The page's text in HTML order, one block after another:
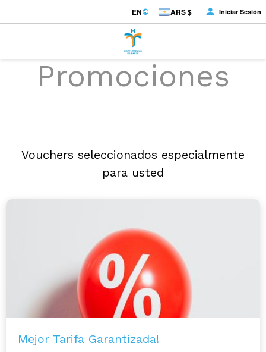
EN ARS $ Iniciar Sesión
Promociones
Vouchers seleccionados especialmente
para usted
Mejor Tarifa Garantizada!